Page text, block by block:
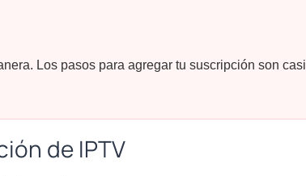
Los pasos para agregar tu suscripción son casi
de IPTV